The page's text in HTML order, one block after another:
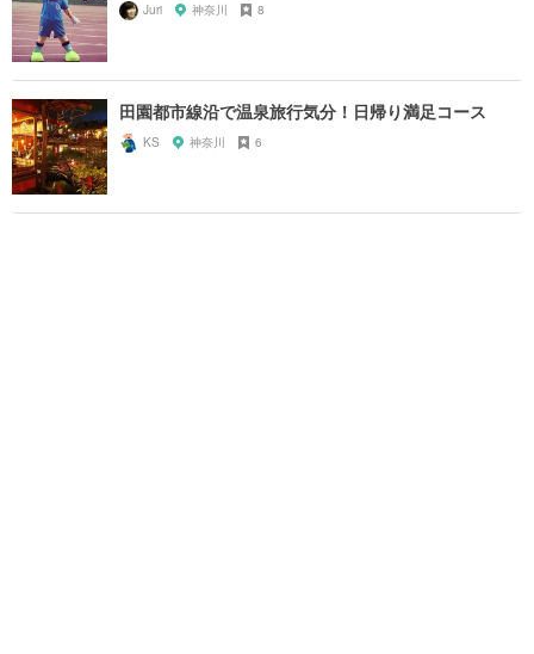
Juri 神奈川 8
田園都市線沿で温泉旅行気分！日帰り満足コース
KS 神奈川 6